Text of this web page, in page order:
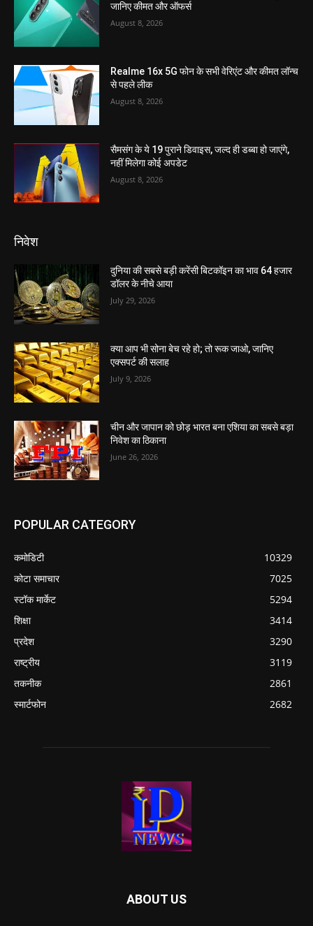
जानिए कीमत और ऑफर्स
August 8, 2026
Realme 16x 5G फोन के सभी वेरिएंट और कीमत लॉन्च
से पहले लीक
August 8, 2026
सैमसंग के ये 19 पुराने डिवाइस, जल्द ही डब्बा हो जाएंगे,
नहीं मिलेगा कोई अपडेट
August 8, 2026
निवेश
दुनिया की सबसे बड़ी करेंसी बिटकॉइन का भाव 64 हजार
डॉलर के नीचे आया
July 29, 2026
क्या आप भी सोना बेच रहे हो; तो रूक जाओ, जानिए
एक्सपर्ट की सलाह
July 9, 2026
चीन और जापान को छोड़ भारत बना एशिया का सबसे बड़ा
निवेश का ठिकाना
June 26, 2026
POPULAR CATEGORY
कमोडिटी
10329
कोटा समाचार
7025
स्टॉक मार्केट
5294
शिक्षा
3414
प्रदेश
3290
राष्ट्रीय
3119
तकनीक
2861
स्मार्टफोन
2682
ABOUT US